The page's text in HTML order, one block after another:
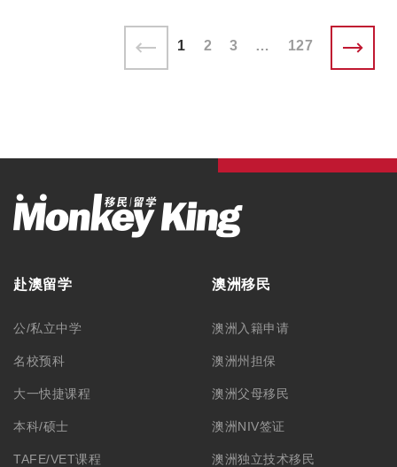
1 2 3 … 127
赴澳留学
公/私立中学
名校预科
大一快捷课程
本科/硕士
TAFE/VET课程
澳洲移民
澳洲入籍申请
澳洲州担保
澳洲父母移民
澳洲NIV签证
澳洲独立技术移民